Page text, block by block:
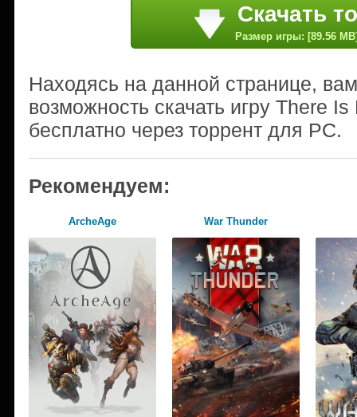
Скачать
Размер игры: [89.56
Находясь на данной странице,
возможность скачать игру There
бесплатно через торрент для PC.
Рекомендуем:
ArcheAge War Thunder